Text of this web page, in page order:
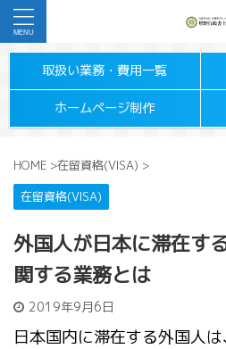
取扱い業務・費用一覧
ホームページ制作
HOME >在留資格(VISA) >
在留資格(VISA)
外国人が日本に滞在す
関する業務とは
2019年9月6日
日本国内に滞在する外国人